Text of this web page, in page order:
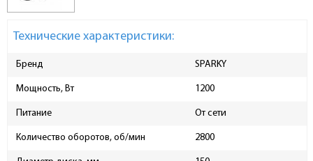
Технические характеристики:
Бренд SPARKY
Мощность, Вт 1200
Питание От сети
Количество оборотов, об/мин 2800